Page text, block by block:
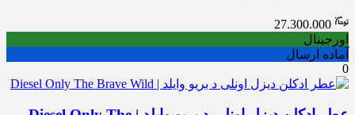
27.300.000
اورجینال
آماده ارسال
0